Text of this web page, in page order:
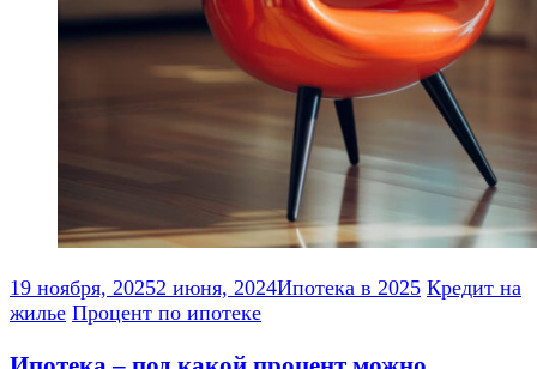
19 ноября, 20252 июня, 2024Ипотека в 2025 Кредит на
жилье Процент по ипотеке